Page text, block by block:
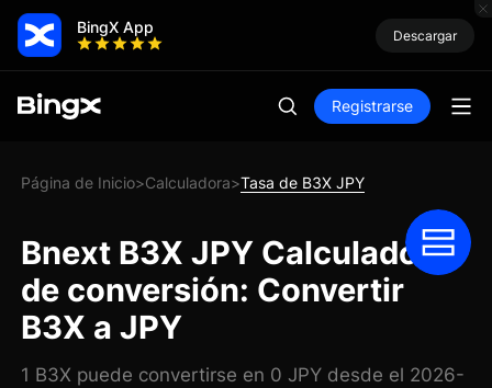
BingX App Descargar
Registrarse
Página de Inicio>Calculadora>Tasa de B3X JPY
Bnext B3X JPY Calculadora
de conversión: Convertir
B3X a JPY
1 B3X puede convertirse en 0 JPY desde el 2026-